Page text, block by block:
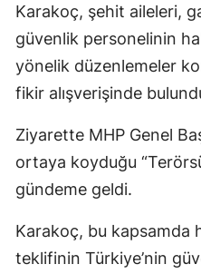
Karakoç, şehit aileleri,
güvenlik personelinin
yönelik düzenlemeler
fikir alışverişinde
Ziyarette MHP Genel
ortaya koyduğu
gündeme geldi.
Karakoç, bu kapsamda
teklifinin Türkiye’nin